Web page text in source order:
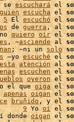
se escuchará el
escucha el
5 El escuchó el
de guerra , al
quiero oír el
, ~asciende al
; ~ni un solo
–yo escuché el
atención al
escuchen el
oyeron el
el que oiga el
apenas oigan el
bruñido , y el
9 Yo oí el
donde oigan el